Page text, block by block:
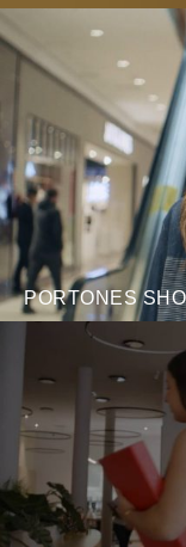
PORTONES